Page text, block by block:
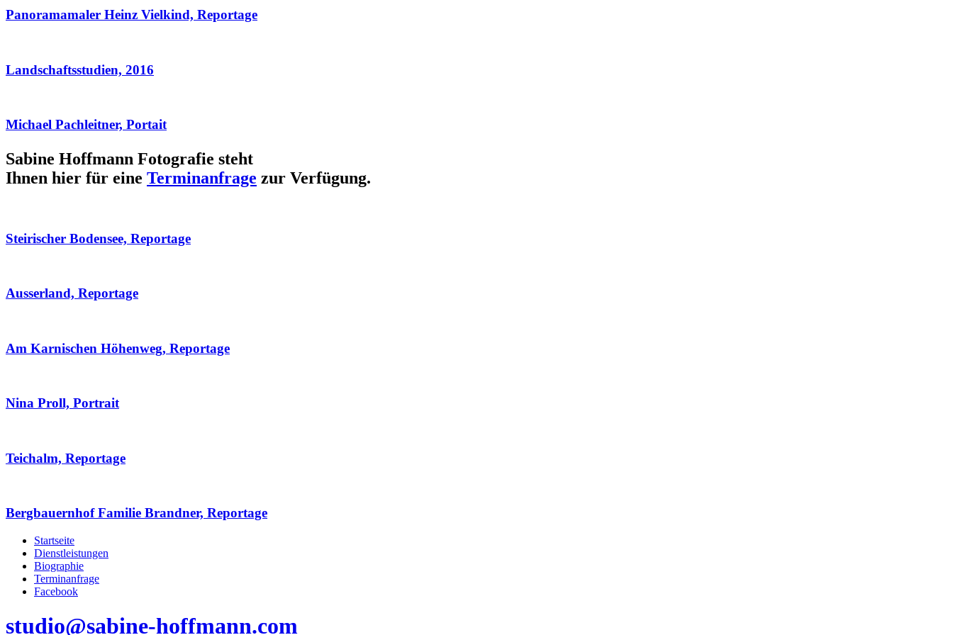
Panoramamaler Heinz Vielkind, Reportage
Landschaftsstudien, 2016
Michael Pachleitner, Portait
Sabine Hoffmann Fotografie steht
Ihnen hier für eine Terminanfrage zur Verfügung.
Steirischer Bodensee, Reportage
Ausserland, Reportage
Am Karnischen Höhenweg, Reportage
Nina Proll, Portrait
Teichalm, Reportage
Bergbauernhof Familie Brandner, Reportage
Startseite
Dienstleistungen
Biographie
Terminanfrage
Facebook
studio@sabine-hoffmann.com